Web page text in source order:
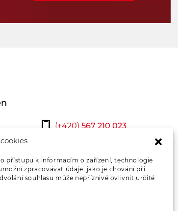
přístupu k informacím o zařízení, technologie
zpracovávat údaje, jako je chování při
souhlasu může nepříznivě ovlivnit určité
(+420) 567 210 023
Kontaktiere uns